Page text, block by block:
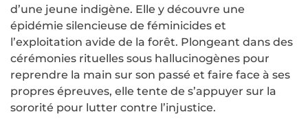
d’une jeune indigène. Elle y découvre une
épidémie silencieuse de féminicides et
l’exploitation avide de la forêt. Plongeant dans des
cérémonies rituelles sous hallucinogènes pour
reprendre la main sur son passé et faire face à ses
propres épreuves, elle tente de s’appuyer sur la
sororité pour lutter contre l’injustice.